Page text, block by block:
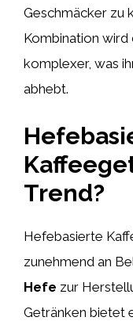
Geschmäcker zu
Kombination
komplexer, was
abhebt.
Trend?
Hefebasierte
zunehmend an
Hefe zur
Getränken bietet